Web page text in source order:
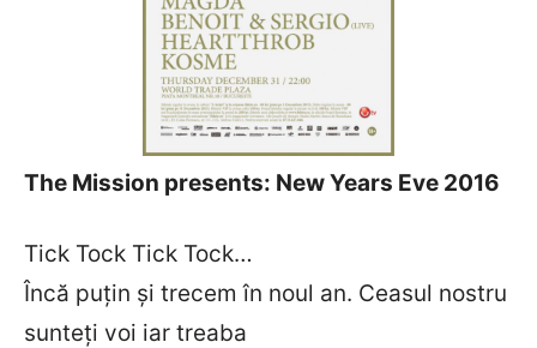
The Mission presents: New Years Eve 2016
Tick Tock Tick Tock…
Încă puțin și trecem în noul an. Ceasul nostru
sunteți voi iar treaba